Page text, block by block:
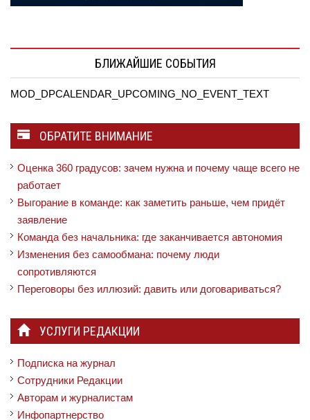
БЛИЖАЙШИЕ СОБЫТИЯ
MOD_DPCALENDAR_UPCOMING_NO_EVENT_TEXT
ОБРАТИТЕ ВНИМАНИЕ
Оценка 360 градусов: зачем нужна и почему чаще всего не
работает
Выгорание в команде: как заметить раньше, чем придёт
заявление
Команда без начальника: где заканчивается автономия
Изменения без самообмана: почему люди
сопротивляются
Переговоры без иллюзий: давить или договариваться?
УСЛУГИ РЕДАКЦИИ
Подписка на журнал
Сотрудники Редакции
Авторам и журналистам
Инфопартнерство